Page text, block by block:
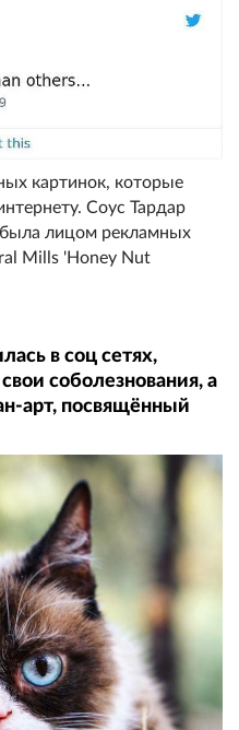
картинок, которые
Соус Тардар
лицом рекламных
Mills 'Honey Nut
в соц сетях,
соболезнования, а
арт, посвящённый